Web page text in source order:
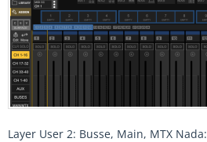
Layer User 2: Busse, Main, MTX Nada: